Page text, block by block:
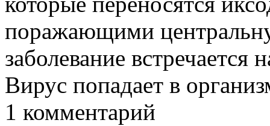
поражающими
заболевание
Вирус попадает в
1 комментарий